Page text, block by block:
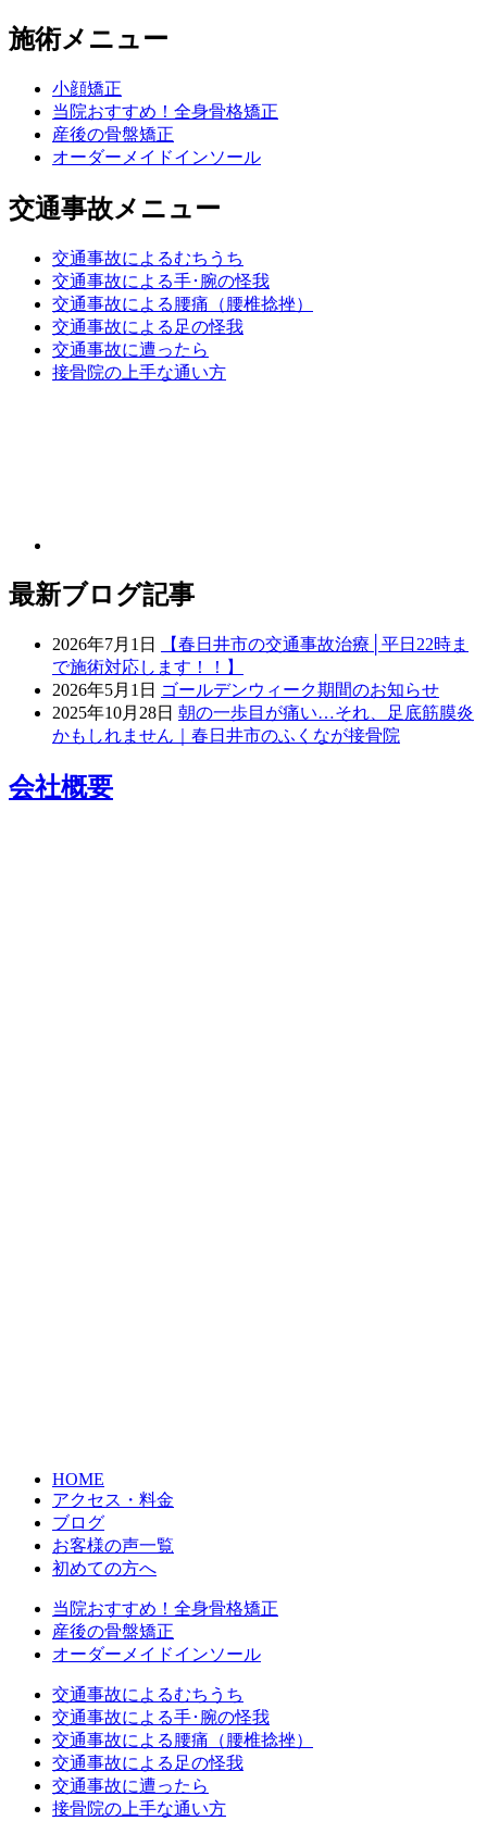
施術メニュー
小顔矯正
当院おすすめ！全身骨格矯正
産後の骨盤矯正
オーダーメイドインソール
交通事故メニュー
交通事故によるむちうち
交通事故による手･腕の怪我
交通事故による腰痛（腰椎捻挫）
交通事故による足の怪我
交通事故に遭ったら
接骨院の上手な通い方
最新ブログ記事
2026年7月1日
【春日井市の交通事故治療│平日22時ま
で施術対応します！！】
2026年5月1日 ゴールデンウィーク期間のお知らせ
2025年10月28日 朝の一歩目が痛い…それ、足底筋膜炎
かもしれません｜春日井市のふくなが接骨院
会社概要
HOME
アクセス・料金
ブログ
お客様の声一覧
初めての方へ
当院おすすめ！全身骨格矯正
産後の骨盤矯正
オーダーメイドインソール
交通事故によるむちうち
交通事故による手･腕の怪我
交通事故による腰痛（腰椎捻挫）
交通事故による足の怪我
交通事故に遭ったら
接骨院の上手な通い方